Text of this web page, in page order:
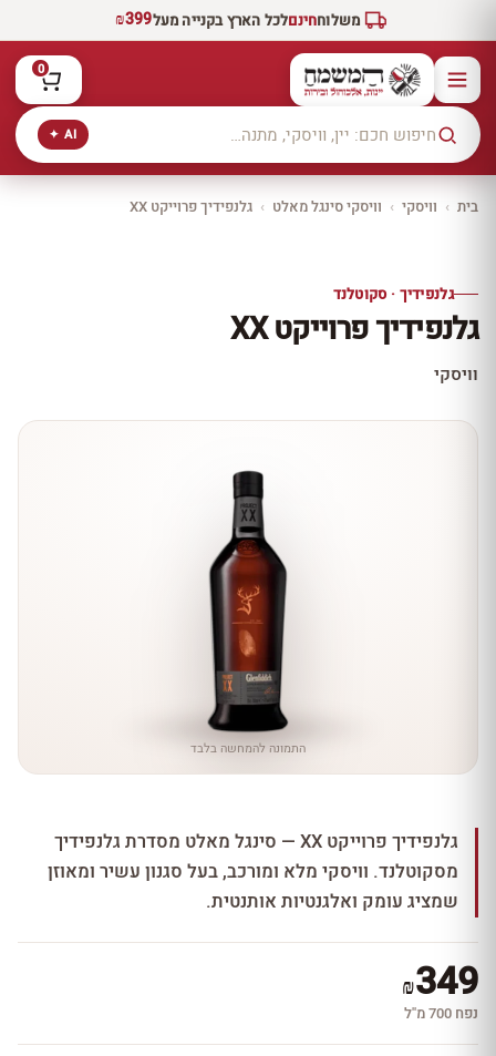
משלוחחינםלכל הארץ בקנייה מעל₪399
AI ✦
0
בית › וויסקי › וויסקי סינגל מאלט › גלנפידיך פרוייקט XX
10% הנחה
עכשיו ב-10% הנחה
גלנפידיך · סקוטלנד
גלנפידיך פרוייקט XX
וויסקי
התמונה להמחשה בלבד
גלנפידיך פרוייקט XX — סינגל מאלט מסדרת גלנפידיך
מסקוטלנד. וויסקי מלא ומורכב, בעל סגנון עשיר ומאוזן
שמציג עומק ואלגנטיות אותנטית.
₪349
נפח 700 מ''ל